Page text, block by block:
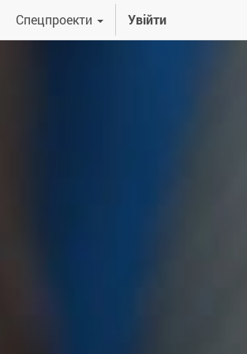
Спецпроекти Увійти